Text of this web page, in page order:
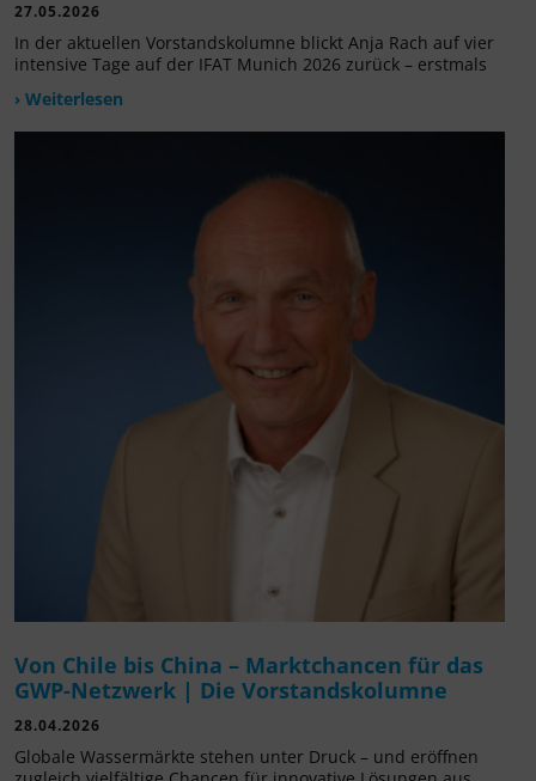
27.05.2026
In der aktuellen Vorstandskolumne blickt Anja Rach auf vier
intensive Tage auf der IFAT Munich 2026 zurück – erstmals
› Weiterlesen
Von Chile bis China – Marktchancen für das
GWP-Netzwerk | Die Vorstandskolumne
28.04.2026
Globale Wassermärkte stehen unter Druck – und eröffnen